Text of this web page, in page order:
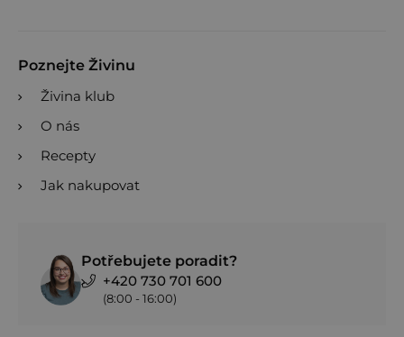
Poznejte Živinu
Živina klub
O nás
Recepty
Jak nakupovat
Potřebujete poradit?
+420 730 701 600
(8:00 - 16:00)